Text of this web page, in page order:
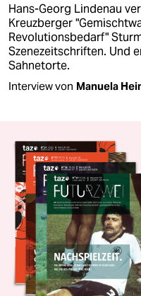
Hans-Georg Lindenau
Kreuzberger
Revolutionsbedarf"
Szenezeitschriften. Und
Sahnetorte.
Interview von Manuela